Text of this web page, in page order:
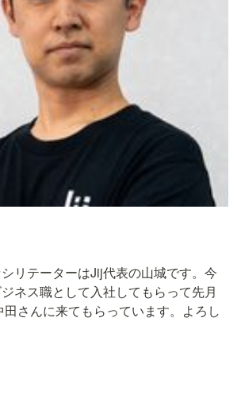
リテーターはJij代表の山城です。今
ネス職として入社してもらって先月
さんに来てもらっています。よろし